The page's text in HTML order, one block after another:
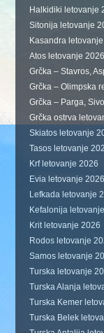
Halkidiki letovanje
Sitonija letovanje
Kasandra
Atos letovanje 2026
Grčka – Stavros,
Grčka – Olimpska
Grčka – Parga,
Grčka ostrva
Skiatos letovanje
Tasos letovanje
Krf letovanje 2026
Evia letovanje 2026
Lefkada letovanje
Kefalonija
Krit letovanje 2026
Rodos letovanje
Samos letovanje
Turska letovanje
Turska Alanja
Turska Kemer
Turska Belek